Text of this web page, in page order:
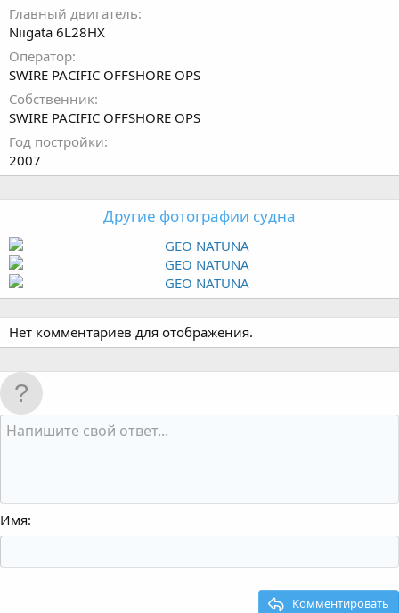
Главный двигатель
Niigata 6L28HX
Оператор
SWIRE PACIFIC OFFSHORE OPS
Собственник
SWIRE PACIFIC OFFSHORE OPS
Год постройки
2007
Другие фотографии судна
Нет комментариев для отображения.
Имя
Комментировать